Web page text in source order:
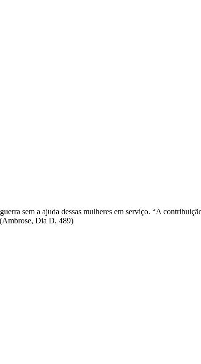
sem a ajuda dessas mulheres em serviço. “A
Dia D, 489)